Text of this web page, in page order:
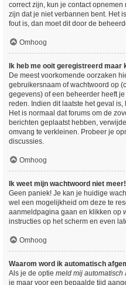
correct zijn, kun je contact
zijn dat je niet verbannen bent. Het
fout is, dan moet dit door de
Omhoog
Ik heb me ooit geregistreerd
De meest voorkomende oorzaken
gebruikersnaam of wachtwoord op
gegevens) of een beheerder heeft
reden. Indien dit laatste het geval
Het is normaal dat forums om de
berichten geplaatst hebben,
omvang te verkleinen. Probeer je
discussies.
Omhoog
Ik weet mijn wachtwoord niet meer!
Geen paniek! Je kan je huidige
wel een mogelijkheid om deze te
aanmeldpagina gaan en klikken op
instructies op het scherm en even
Omhoog
Waarom word ik automatisch
Als je de optie meld mij
je maar voor een bepaalde tijd